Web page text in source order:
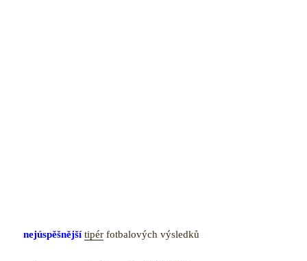
nejúspěšnější tipér fotbalových výsledků